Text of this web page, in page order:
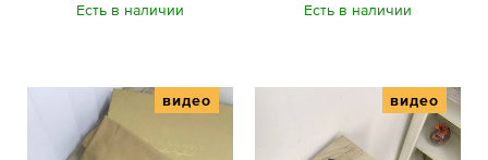
Есть в наличии Есть в наличии
видео видео